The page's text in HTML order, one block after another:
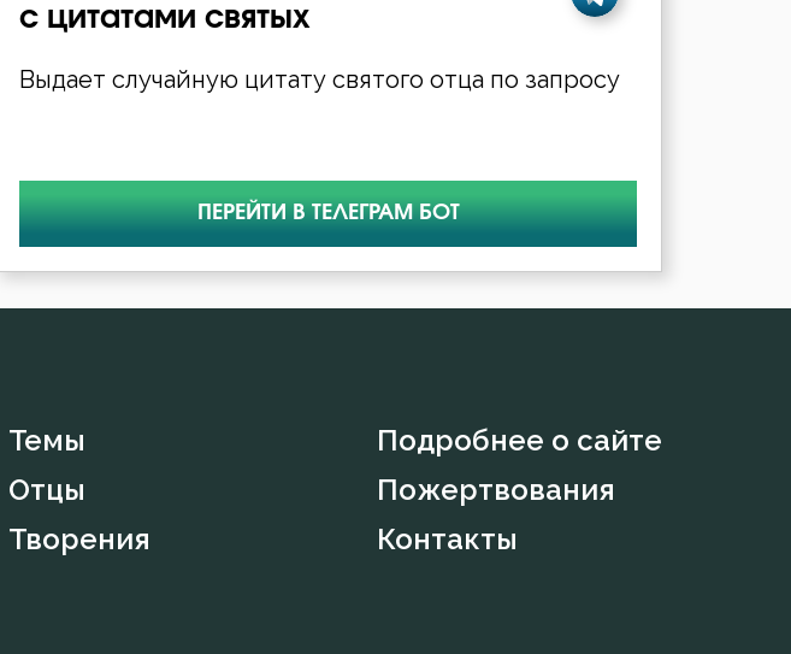
с цитатами святых
Выдает случайную цитату святого отца по запросу
ПЕРЕЙТИ В ТЕЛЕГРАМ БОТ
Темы
Отцы
Творения
Подробнее о сайте
Пожертвования
Контакты